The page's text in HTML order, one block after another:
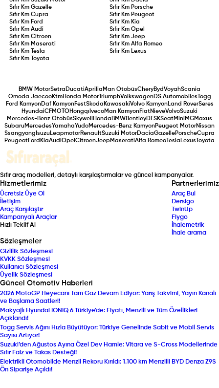
Sıfır KmGazelle Sıfır Km Porsche
Sıfır KmCupra Sıfır Km Peugeot
Sıfır Km Ford Sıfır Km Kia
Sıfır KmAudi Sıfır Km Opel
Sıfır KmCitroen Sıfır Km Jeep
Sıfır Km Maserati Sıfır Km Alfa Romeo
Sıfır Km
Tesla Sıfır Km Lexus
Sıfır Km
Toyota
BMW MotorSetra DucatiAprilia Man OtobüsCheryBydVoyahScania
Omoda JaecooKtmHonda MotorTriumphVolkswagenDS Automobiles Togg
Ford KamyonDaf KamyonFestSkoda KawasakiVolvo KamyonLand RoverSeres
HyundaiCFMOTOHongqı IvecoMan KamyonFiatNieveVolvoSuzuki
Mercedes-Benz OtobüsSkywell Honda BMWBentleyDFSKSeatMini MGMaxus
SubaruMercedesYamahaYudoMercedes-Benz KamyonPeugeot MotorNissan
Ssangyong IsuzuLeapmotorRenaultSuzuki MotorDaciaGazellePorscheCupra
PeugeotFord KiaAudiOpel CitroenJeep MaseratiAlfa Romeo Tesla Lexus Toyota
Sıfır araç modelleri, detaylı karşılaştırmalar ve güncel kampanyalar.
Hizmetlerimiz
Ücretsiz Üye Ol
İletişim
Araç Karşılaştır
Kampanyalı Araçlar
Hızlı Teklif Al
Partnerlerimiz
Araç Bul
Dersigo
TwinUp
Fiygo
İhalemetrik
İhale arama
Sözleşmeler
Gizlilik Sözleşmesi
KVKK Sözleşmesi
Kullanıcı Sözleşmesi
Üyelik Sözleşmesi
Güncel Otomotiv Haberleri
2026 MotoGP Heyecanı Tam Gaz Devam Ediyor: Yarış Takvimi, Yayın Kanalı
ve Başlama Saatleri!
Makyajlı Hyundai IONIQ 6 Türkiye’de: Fiyatı, Menzili ve Tüm Özellikleri
Açıklandı!
Togg Servis Ağını Hızla Büyütüyor: Türkiye Genelinde Sabit ve Mobil Servis
Sayısı Artıyor!
Suzuki’den Ağustos Ayına Özel Dev Hamle: Vitara ve S-Cross Modellerinde
Sıfır Faiz ve Takas Desteği!
Elektrikli Otomobilde Menzil Rekoru Kırıldı: 1.100 km Menzilli BYD Denza Z9S
Ön Siparişe Açıldı!